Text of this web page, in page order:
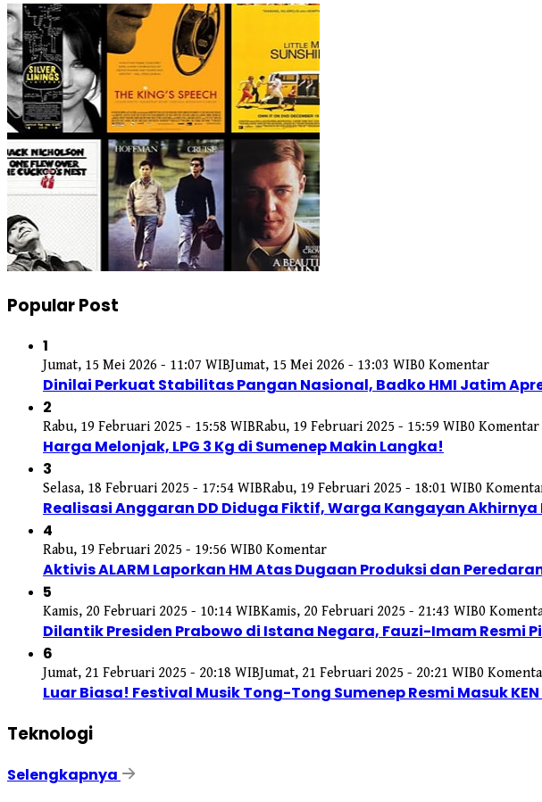
Popular Post
1
Jumat, 15 Mei 2026 - 11:07 WIBJumat, 15 Mei 2026 - 13:03 WIB0 Komentar
Dinilai Perkuat Stabilitas Pangan Nasional, Badko HMI Jatim
2
Rabu, 19 Februari 2025 - 15:58 WIBRabu, 19 Februari 2025 - 15:59 WIB0 Komentar
Harga Melonjak, LPG 3 Kg di Sumenep Makin Langka!
3
Selasa, 18 Februari 2025 - 17:54 WIBRabu, 19 Februari 2025 - 18:01 WIB0
Realisasi Anggaran DD Diduga Fiktif, Warga Kangayan
4
Rabu, 19 Februari 2025 - 19:56 WIB0 Komentar
Aktivis ALARM Laporkan HM Atas Dugaan Produksi dan
5
Kamis, 20 Februari 2025 - 10:14 WIBKamis, 20 Februari 2025 - 21:43 WIB0
Dilantik Presiden Prabowo di Istana Negara, Fauzi-Imam Resmi
6
Jumat, 21 Februari 2025 - 20:18 WIBJumat, 21 Februari 2025 - 20:21 WIB0
Luar Biasa! Festival Musik Tong-Tong Sumenep Resmi Masuk KEN
Teknologi
Selengkapnya